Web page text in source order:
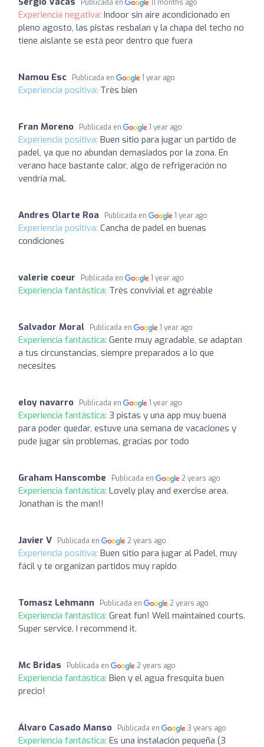
Publicada en 11 months ago
Experiencia negativa: Indoor sin aire acondicionado en
pleno agosto, las pistas resbalan y la chapa del techo no
tiene aislante se está peor dentro que fuera
Namou Esc Publicada en 1 year ago
Experiencia positiva: Très bien
Fran Moreno Publicada en 1 year ago
Experiencia positiva: Buen sitio para jugar un partido de
padel, ya que no abundan demasiados por la zona. En
verano hace bastante calor, algo de refrigeración no
vendría mal.
Andres Olarte Roa Publicada en 1 year ago
Experiencia positiva: Cancha de padel en buenas
condiciones
valerie coeur Publicada en 1 year ago
Experiencia fantástica: Très convivial et agréable
Salvador Moral Publicada en 1 year ago
Experiencia fantástica: Gente muy agradable, se adaptan
a tus circunstancias, siempre preparados a lo que
necesites
eloy navarro Publicada en 1 year ago
Experiencia fantástica: 3 pistas y una app muy buena
para poder quedar, estuve una semana de vacaciones y
pude jugar sin problemas, gracias por todo
Graham Hanscombe Publicada en 2 years ago
Experiencia fantástica: Lovely play and exercise area.
Jonathan is the man!!
Javier V Publicada en 2 years ago
Experiencia positiva: Buen sitio para jugar al Padel, muy
fácil y te organizan partidos muy rapido
Tomasz Lehmann Publicada en 2 years ago
Experiencia fantástica: Great fun! Well maintained courts.
Super service. I recommend it.
Mc Bridas Publicada en 2 years ago
Experiencia fantástica: Bien y el agua fresquita buen
precio!
Álvaro Casado Manso Publicada en 3 years ago
Experiencia fantástica: Es una instalación pequeña (3